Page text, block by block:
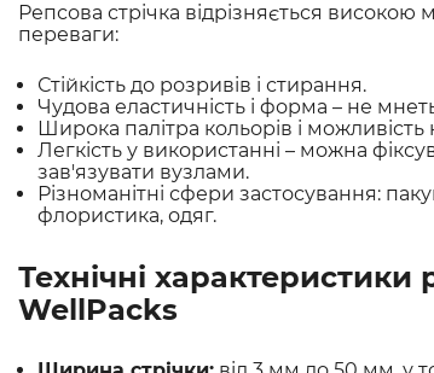
Репсова стрічка відрізняється високою
переваги:
Стійкість до розривів і стирання.
Чудова еластичність і форма – не
Широка палітра кольорів і
Легкість у використанні – можна
зав'язувати вузлами.
Різноманітні сфери застосування:
флористика, одяг.
Технічні характеристики
WellPacks